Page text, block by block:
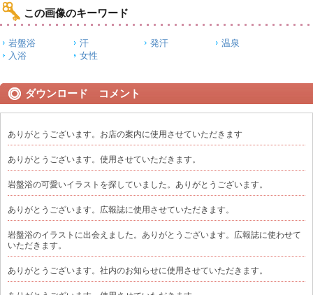
この画像のキーワード
岩盤浴 汗 発汗
温泉
入浴
女性
ダウンロード コメント
ありがとうございます。お店の案内に使用させていただきます
ありがとうございます。使用させていただきます。
岩盤浴の可愛いイラストを探していました。ありがとうございます。
ありがとうございます。広報誌に使用させていただきます。
岩盤浴のイラストに出会えました。ありがとうございます。広報誌に使わせて
いただきます。
ありがとうございます。社内のお知らせに使用させていただきます。